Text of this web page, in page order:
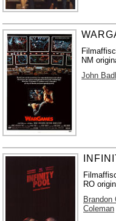
NM
John
RO
Brandon
Coleman